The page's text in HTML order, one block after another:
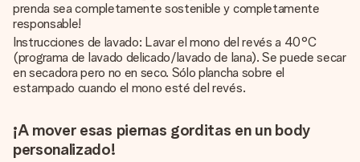
prenda sea completamente sostenible y completamente
responsable!
Instrucciones de lavado: Lavar el mono del revés a 40°C
(programa de lavado delicado/lavado de lana). Se puede secar
en secadora pero no en seco. Sólo plancha sobre el
estampado cuando el mono esté del revés.
¡A mover esas piernas gorditas en un body
personalizado!